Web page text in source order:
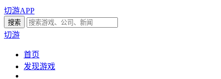
切游APP
切游
首页
发现游戏